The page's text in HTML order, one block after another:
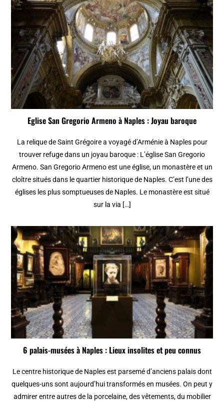
Eglise San Gregorio Armeno à Naples : Joyau baroque
La relique de Saint Grégoire a voyagé d’Arménie à Naples pour
trouver refuge dans un joyau baroque : L’église San Gregorio
Armeno. San Gregorio Armeno est une église, un monastère et un
cloître situés dans le quartier historique de Naples. C’est l’une des
églises les plus somptueuses de Naples. Le monastère est situé
sur la via […]
6 palais-musées à Naples : Lieux insolites et peu connus
Le centre historique de Naples est parsemé d’anciens palais dont
quelques-uns sont aujourd’hui transformés en musées. On peut y
admirer entre autres de la porcelaine, des vêtements, du mobilier